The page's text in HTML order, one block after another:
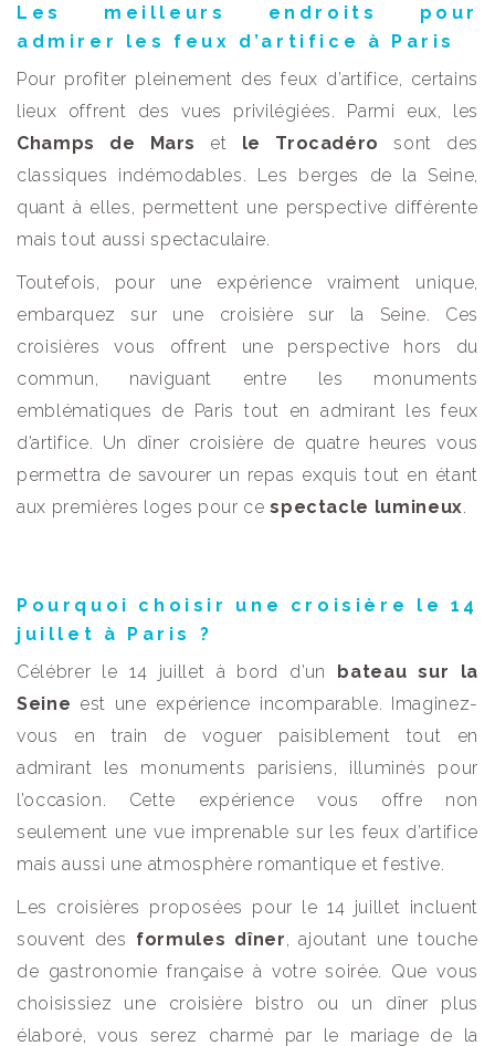
Les meilleurs endroits pour
admirer les feux d’artifice à Paris
Pour profiter pleinement des feux d’artifice, certains
lieux offrent des vues privilégiées. Parmi eux, les
Champs de Mars
et le Trocadéro
sont des
classiques indémodables. Les berges de la Seine,
quant à elles, permettent une perspective différente
mais tout aussi spectaculaire.
Toutefois, pour une expérience vraiment unique,
embarquez sur une croisière sur la Seine. Ces
croisières vous offrent une perspective hors du
commun, naviguant entre les monuments
emblématiques de Paris tout en admirant les feux
d’artifice. Un dîner croisière de quatre heures vous
permettra de savourer un repas exquis tout en étant
aux premières loges pour cespectacle lumineux
Pourquoi choisir une croisière le 14
juillet à Paris ?
Célébrer le 14 juillet à bord d’un bateau sur la
Seine est une expérience incomparable. Imaginez-
vous en train de voguer paisiblement tout en
admirant les monuments parisiens, illuminés pour
l’occasion. Cette expérience vous offre non
seulement une vue imprenable sur les feux d’artifice
mais aussi une atmosphère romantique et festive.
Les croisières proposées pour le 14 juillet incluent
souvent des formules dîner , ajoutant une touche
de gastronomie française à votre soirée. Que vous
choisissiez une croisière bistro ou un dîner plus
élaboré, vous serez charmé par le mariage de la